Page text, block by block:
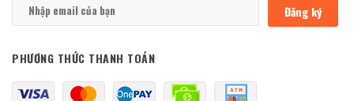
Đăng ký
PHƯƠNG THỨC THANH TOÁN